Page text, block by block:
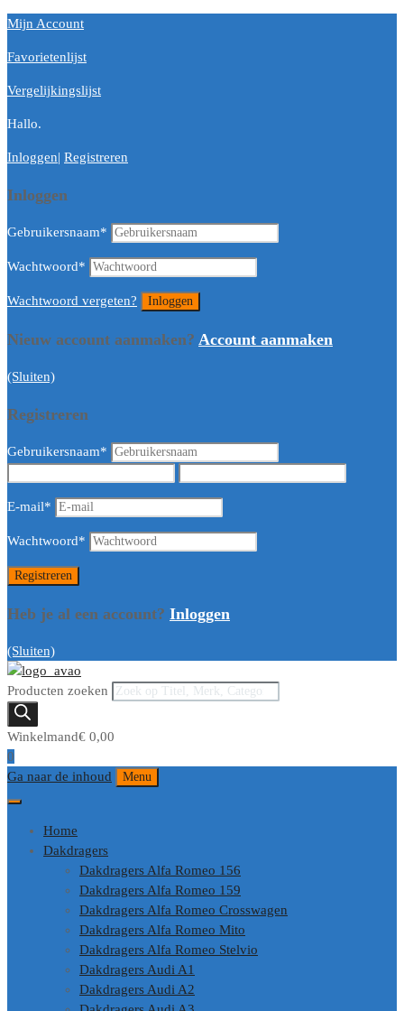
Mijn Account
Favorietenlijst
Vergelijkingslijst
Hallo.
Inloggen| Registreren
Inloggen
Gebruikersnaam*
Wachtwoord*
Wachtwoord vergeten?
Nieuw account aanmaken? Account aanmaken
(Sluiten)
Registreren
Gebruikersnaam*
E-mail*
Wachtwoord*
Heb je al een account? Inloggen
(Sluiten)
Producten zoeken
Winkelmand€ 0,00
0
Ga naar de inhoud
Menu
Home
Dakdragers
Dakdragers Alfa Romeo 156
Dakdragers Alfa Romeo 159
Dakdragers Alfa Romeo Crosswagen
Dakdragers Alfa Romeo Mito
Dakdragers Alfa Romeo Stelvio
Dakdragers Audi A1
Dakdragers Audi A2